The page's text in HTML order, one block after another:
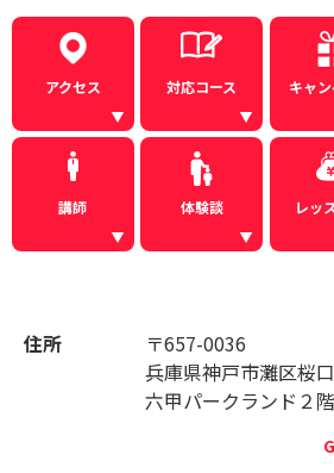
アクセス 対応コース キャ
講師 体験談 レッ
住所
〒657-0036
兵庫県神戸市灘区桜
六甲パークランド２階